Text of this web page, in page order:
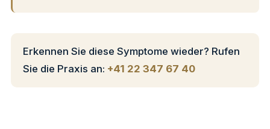
Erkennen Sie diese Symptome wieder? Rufen
Sie die Praxis an: +41 22 347 67 40